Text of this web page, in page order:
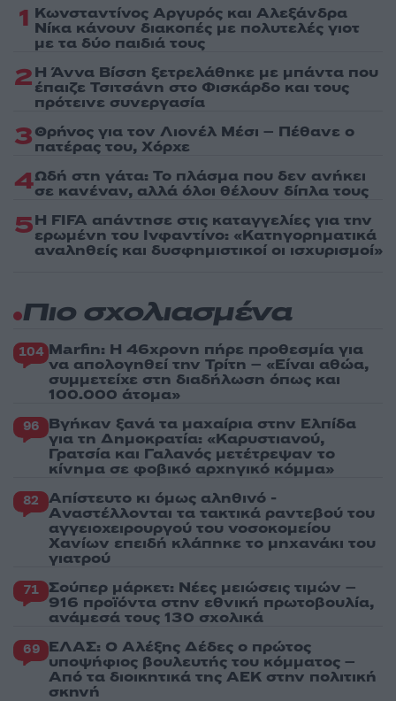
1 Κωνσταντίνος Αργυρός και Αλεξάνδρα
Νίκα κάνουν διακοπές με πολυτελές γιοτ
με τα δύο παιδιά τους
2Η Άννα Βίσση ξετρελάθηκε με μπάντα που
έπαιζε Τσιτσάνη στο Φισκάρδο και τους
πρότεινε συνεργασία
3Θρήνος για τον Λιονέλ Μέσι – Πέθανε ο
πατέρας του, Χόρχε
4Ωδή στη γάτα: Το πλάσμα που δεν ανήκει
σε κανέναν, αλλά όλοι θέλουν δίπλα τους
5Η FIFA απάντησε στις καταγγελίες για την
ερωμένη του Ινφαντίνο: «Κατηγορηματικά
αναληθείς και δυσφημιστικοί οι ισχυρισμοί»
Πιο σχολιασμένα
104 Marfin: Η 46χρονη πήρε προθεσμία για
να απολογηθεί την Τρίτη – «Είναι αθώα,
συμμετείχε στη διαδήλωση όπως και
100.000 άτομα»
96 Βγήκαν ξανά τα μαχαίρια στην Ελπίδα
για τη Δημοκρατία: «Καρυστιανού,
Γρατσία και Γαλανός μετέτρεψαν το
κίνημα σε φοβικό αρχηγικό κόμμα»
82 Απίστευτο κι όμως αληθινό -
Aναστέλλονται τα τακτικά ραντεβού του
αγγειοχειρουργού του νοσοκομείου
Χανίων επειδή κλάπηκε το μηχανάκι του
γιατρού
71 Σούπερ μάρκετ: Νέες μειώσεις τιμών –
916 προϊόντα στην εθνική πρωτοβουλία,
ανάμεσά τους 130 σχολικά
69 ΕΛΑΣ: Ο Αλέξης Δέδες ο πρώτος
υποψήφιος βουλευτής του κόμματος –
Από τα διοικητικά της ΑΕΚ στην πολιτική
σκηνή